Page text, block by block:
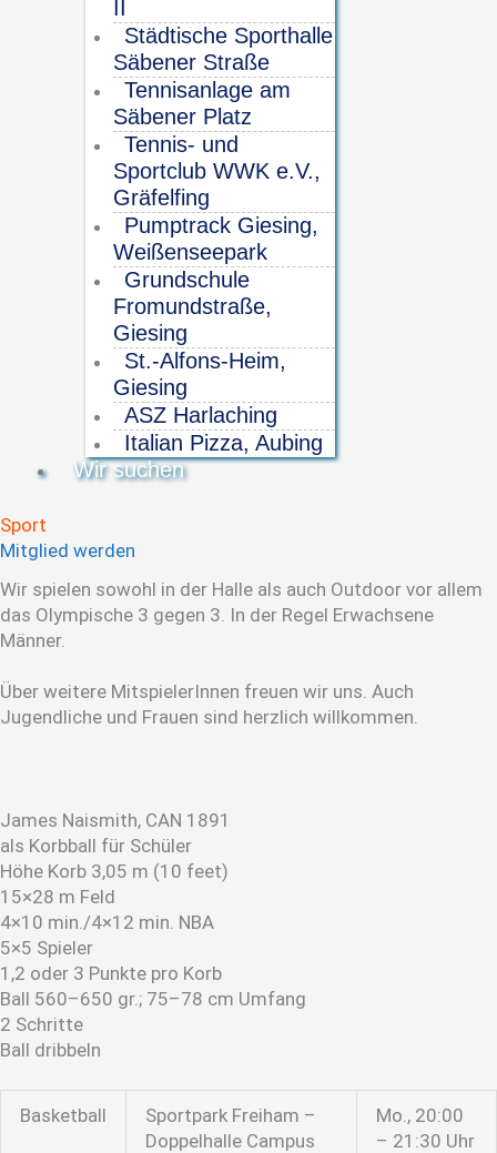
Städtische Sporthalle
Säbener Straße
Tennisanlage am
Säbener Platz
Tennis- und
Sportclub WWK e.V.,
Gräfelfing
Pumptrack Giesing,
Weißenseepark
Grundschule
Fromundstraße,
Giesing
St.-Alfons-Heim,
Giesing
ASZ Harlaching
Italian Pizza, Aubing
Wir suchen
Sport
Mitglied werden
Wir spielen sowohl in der Halle als auch Outdoor vor allem
das Olympische 3 gegen 3. In der Regel Erwachsene
Männer.
Über weitere MitspielerInnen freuen wir uns. Auch
Jugendliche und Frauen sind herzlich willkommen.
James Naismith, CAN 1891
als Korbball für Schüler
Höhe Korb 3,05 m (10 feet)
15×28 m Feld
4×10 min./4×12 min. NBA
5×5 Spieler
1,2 oder 3 Punkte pro Korb
Ball 560–650 gr.; 75–78 cm Umfang
2 Schritte
Ball dribbeln
Basketball
Sportpark Freiham –
Doppelhalle Campus
Mo., 20:00
– 21:30 Uhr